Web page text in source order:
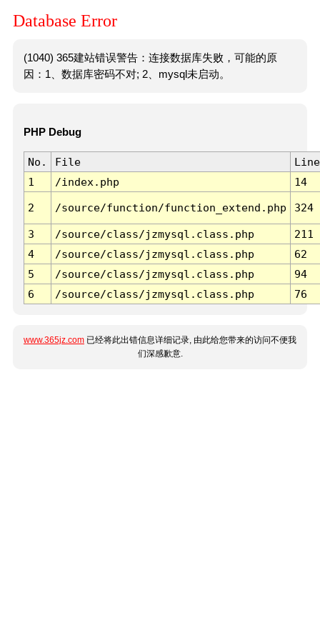
Database Error
(1040) 365建站错误警告：连接数据库失败，可能的原
因：1、数据库密码不对; 2、mysql未启动。
PHP Debug
No. File
Line
1
/index.php 14
2 /source/function/function_extend.php 324
3 /source/class/jzmysql.class.php
211
4
/source/class/jzmysql.class.php
62
5
/source/class/jzmysql.class.php
94
6
/source/class/jzmysql.class.php 76
www.365jz.com 已经将此出错信息详细记录, 由此给您带来的访问不便我
们深感歉意.